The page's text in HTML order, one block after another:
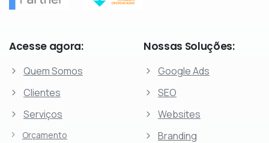
Acesse agora:
Quem Somos
Clientes
Serviços
Orçamento
Nossas Soluções:
Google Ads
SEO
Websites
Branding